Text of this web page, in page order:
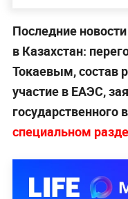
Последние
в Казахстан:
Токаевым, состав
участие в ЕАЭС,
государственного
специальном